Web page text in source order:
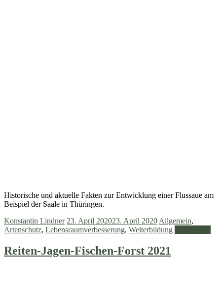
Historische und aktuelle Fakten zur Entwicklung einer Flussaue am
Beispiel der Saale in Thüringen.
Konstantin Lindner 23. April 202023. April 2020 Allgemein,
Artenschutz, Lebensraumverbesserung, Weiterbildung
Reiten-Jagen-Fischen-Forst 2021